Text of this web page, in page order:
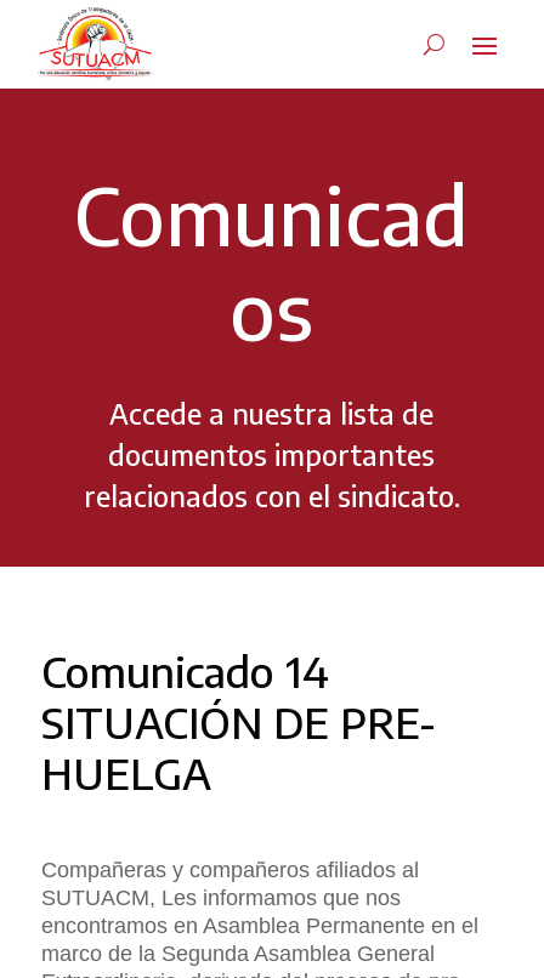
Comunicad
os
Accede a nuestra lista de
documentos importantes
relacionados con el sindicato.
Comunicado 14
SITUACIÓN DE PRE-
HUELGA
Compañeras y compañeros afiliados al
SUTUACM, Les informamos que nos
encontramos en Asamblea Permanente en el
marco de la Segunda Asamblea General